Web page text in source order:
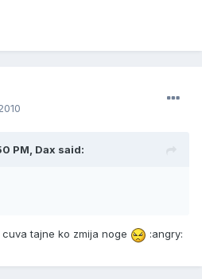
PM, Dax said:
cuva tajne ko zmija noge :angry: